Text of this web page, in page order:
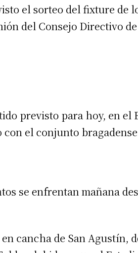
el sorteo del fixture de
del Consejo Directivo
previsto para hoy, en el
el conjunto
se enfrentan mañana
cancha de San Agustín,